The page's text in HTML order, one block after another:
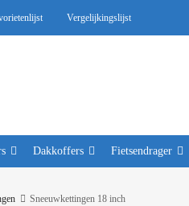
Vergelijkingslijst
Dakkoffers Fietsendrager
Sneeuwkettingen 18 inch